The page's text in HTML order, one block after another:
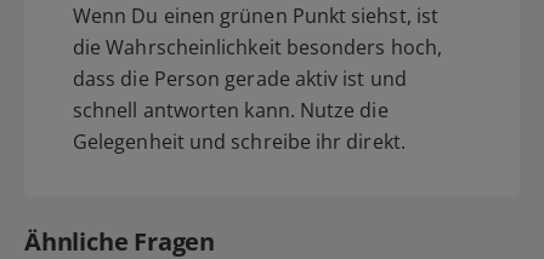
Wenn Du einen grünen Punkt siehst, ist
die Wahrscheinlichkeit besonders hoch,
dass die Person gerade aktiv ist und
schnell antworten kann. Nutze die
Gelegenheit und schreibe ihr direkt.
Ähnliche Fragen